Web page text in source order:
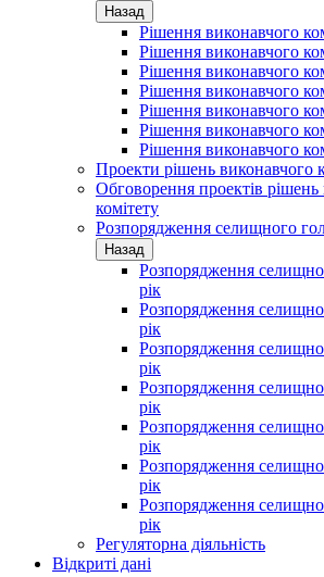
Назад
Рішення виконавчого
Рішення виконавчого
Рішення виконавчого
Рішення виконавчого
Рішення виконавчого
Рішення виконавчого
Рішення виконавчого
Проекти рішень виконавчого
Обговорення проектів рішень
комітету
Розпорядження селищного
Назад
Розпорядження
рік
Розпорядження
рік
Розпорядження
рік
Розпорядження
рік
Розпорядження
рік
Розпорядження
рік
Розпорядження
рік
Регуляторна діяльність
Відкриті дані